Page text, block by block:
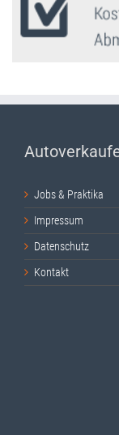
Jobs & Praktika
Impressum
Datenschutz
Kontakt